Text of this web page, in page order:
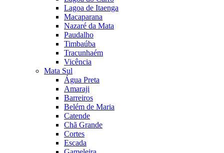
Lagoa de Itaenga
Macaparana
Nazaré da Mata
Paudalho
Timbaúba
Tracunhaém
Vicência
Mata Sul
Água Preta
Amaraji
Barreiros
Belém de Maria
Catende
Chã Grande
Cortes
Escada